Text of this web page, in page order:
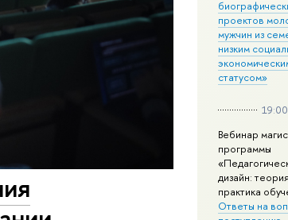
проектов
мужчин из
низким
статусом»
19:00
Вебинар
программы
дизайн:
практика
Ответы на